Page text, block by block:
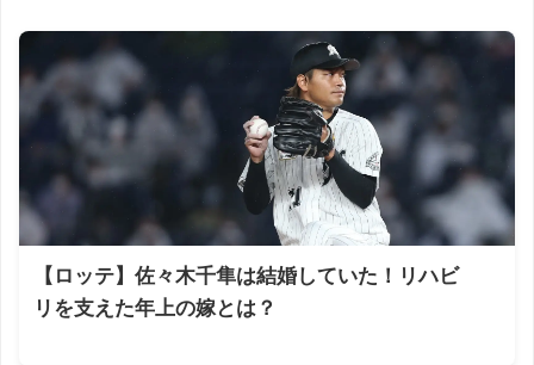
【ロッテ】佐々木千隼は結婚していた！リハビ
リを支えた年上の嫁とは？